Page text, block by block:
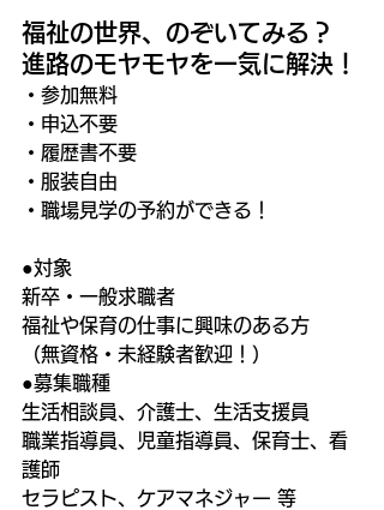
福祉の世界、のぞいてみる？
進路のモヤモヤを一気に解決！
・ 参加無料
・申込不要
・履歴書不要
・服装自由
・職場見学の予約ができる！
●対象
新卒・一般求職者
福祉や保育の仕事に興味のある方
（無資格・未経験者歓迎！）
●募集職種
生活相談員、介護士、生活支援員
職業指導員、児童指導員、保育士、看
護師
セラピスト、ケアマネジャー 等